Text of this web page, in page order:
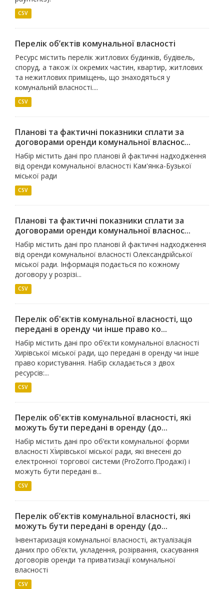
CSV
Перелік об’єктів комунальної власності
Ресурс містить перелік житлових будинків, будівель,
споруд, а також їх окремих частин, квартир, житлових
та нежитлових приміщень, що знаходяться у
комунальній власності....
CSV
Планові та фактичні показники сплати за
договорами оренди комунальної власнос...
Набір містить дані про планові й фактичні надходження
від оренди комунальної власності Кам'янка-Бузької
міської ради
CSV
Планові та фактичні показники сплати за
договорами оренди комунальної власнос...
Набір містить дані про планові й фактичні надходження
від оренди комунальної власності Олександрійської
міської ради. Інформація подається по кожному
договору у розрізі...
CSV
Перелік об'єктів комунальної власності, що
передані в оренду чи інше право ко...
Набір містить дані про об’єкти комунальної власності
Хирівської міської ради, що передані в оренду чи інше
право користування. Набір складається з двох
ресурсів:...
CSV
Перелік об'єктів комунальної власності, які
можуть бути передані в оренду (до...
Набір містить дані про об’єкти комунальної форми
власності ХЇирівської міської ради, які внесені до
електронної торгової системи (ProZorro.Продажі) і
можуть бути передані в...
CSV
Перелік об’єктів комунальної власності, які
можуть бути передані в оренду (до...
Інвентаризація комунальної власності, актуалізація
даних про об’єкти, укладення, розірвання, скасування
договорів оренди та приватизації комунальної
власності
CSV